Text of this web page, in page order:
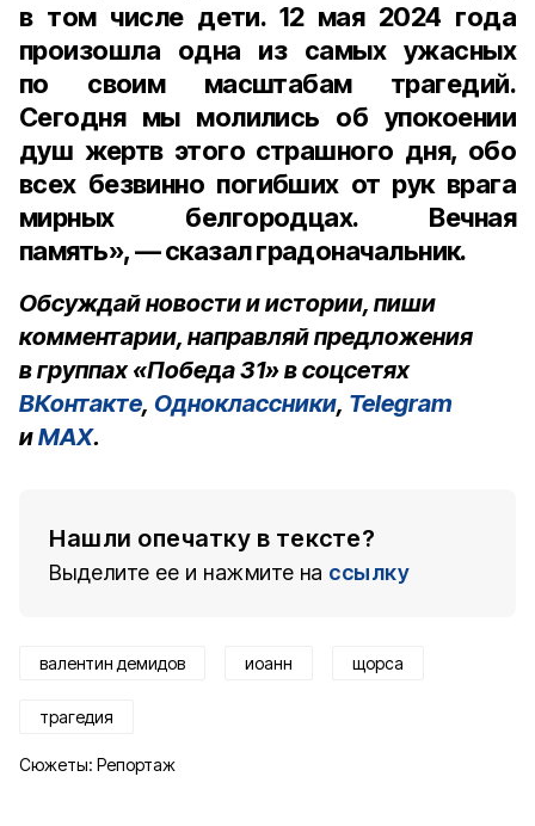
в том числе дети. 12 мая 2024 года
произошла одна из самых ужасных
по своим масштабам трагедий.
Сегодня мы молились об упокоении
душ жертв этого страшного дня, обо
всех безвинно погибших от рук врага
мирных белгородцах. Вечная
память», — сказал градоначальник.
Обсуждай новости и истории, пиши
комментарии, направляй предложения
в группах «Победа 31» в соцсетях
ВКонтакте, Одноклассники, Telegram
иMAX.
Нашли опечатку в тексте?
Выделите ее и нажмите на ссылку
валентин демидов иоанн щорса
трагедия
Сюжеты: Репортаж